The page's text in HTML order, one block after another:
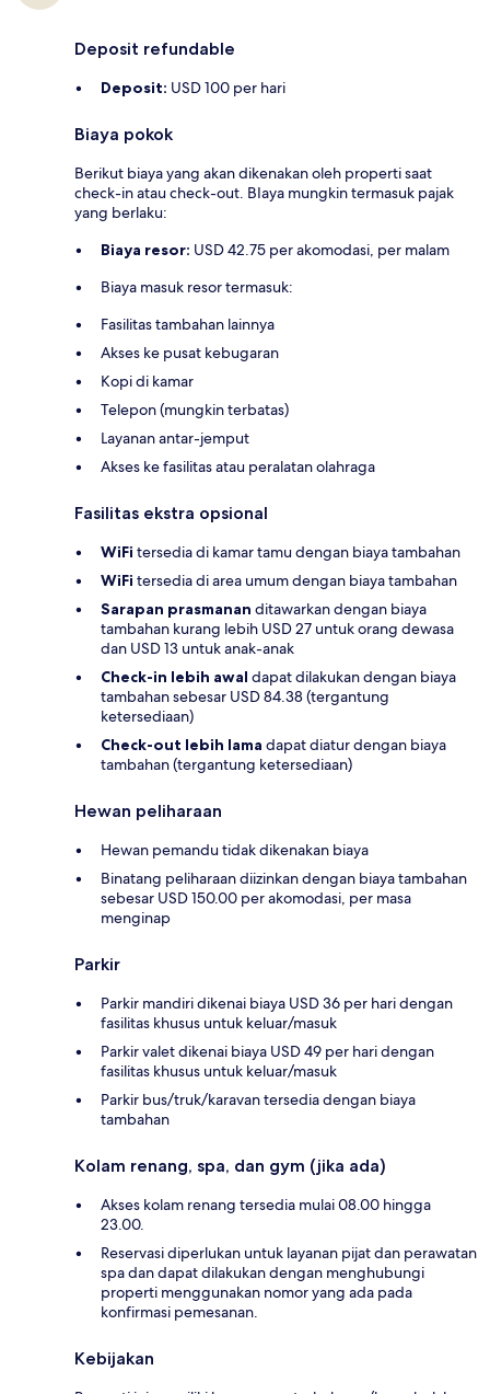
Deposit refundable
Deposit: USD 100 per hari
Biaya pokok
Berikut biaya yang akan dikenakan oleh properti saat
check-in atau check-out. BIaya mungkin termasuk pajak
yang berlaku:
Biaya resor: USD 42.75 per akomodasi, per malam
Biaya masuk resor termasuk:
Fasilitas tambahan lainnya
Akses ke pusat kebugaran
Kopi di kamar
Telepon (mungkin terbatas)
Layanan antar-jemput
Akses ke fasilitas atau peralatan olahraga
Fasilitas ekstra opsional
WiFi tersedia di kamar tamu dengan biaya tambahan
WiFi tersedia di area umum dengan biaya tambahan
Sarapan prasmanan ditawarkan dengan biaya
tambahan kurang lebih USD 27 untuk orang dewasa
dan USD 13 untuk anak-anak
Check-in lebih awal dapat dilakukan dengan biaya
tambahan sebesar USD 84.38 (tergantung
ketersediaan)
Check-out lebih lama dapat diatur dengan biaya
tambahan (tergantung ketersediaan)
Hewan peliharaan
Hewan pemandu tidak dikenakan biaya
Binatang peliharaan diizinkan dengan biaya tambahan
sebesar USD 150.00 per akomodasi, per masa
menginap
Parkir
Parkir mandiri dikenai biaya USD 36 per hari dengan
fasilitas khusus untuk keluar/masuk
Parkir valet dikenai biaya USD 49 per hari dengan
fasilitas khusus untuk keluar/masuk
Parkir bus/truk/karavan tersedia dengan biaya
tambahan
Kolam renang, spa, dan gym (jika ada)
Akses kolam renang tersedia mulai 08.00 hingga
23.00.
Reservasi diperlukan untuk layanan pijat dan perawatan
spa dan dapat dilakukan dengan menghubungi
properti menggunakan nomor yang ada pada
konfirmasi pemesanan.
Kebijakan